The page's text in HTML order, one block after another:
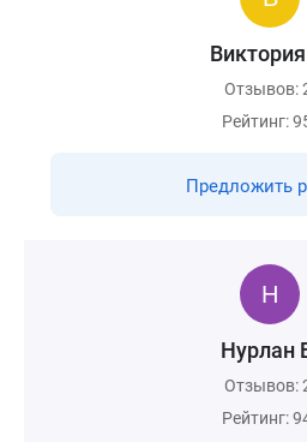
Отзывов:
Рейтинг:
Предложить
Нурлан
Отзывов:
Рейтинг: